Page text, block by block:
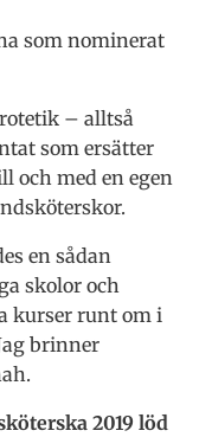
som nominerat
– alltså
som ersätter
och med en egen
en sådan
skolor och
kurser runt om i
brinner
2019 löd